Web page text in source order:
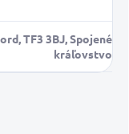
TF3 3BJ, Spojené
kráľovstvo